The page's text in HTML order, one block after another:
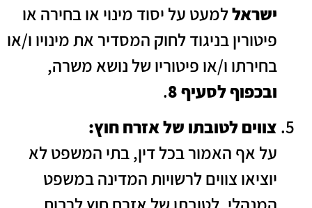
ישראללמעט על יסוד מינוי או בחירה או
פיטורין בניגוד לחוק המסדיר את מינויו ו/או
בחירתו ו/או פיטוריו של נושא משרה,
ובכפוף לסעיף 8
.
צווים לטובתו של אזרח חוץ:
על אף האמור בכל דין, בתי המשפט לא
יוציאו צווים לרשויות המדינה במשפט